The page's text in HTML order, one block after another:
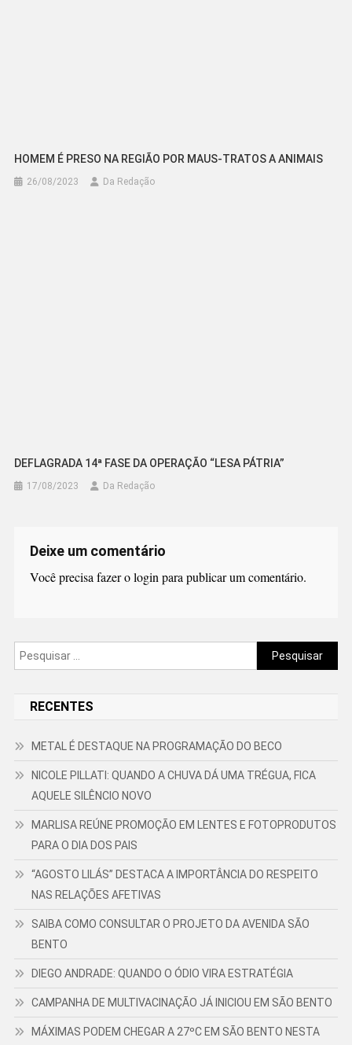
HOMEM É PRESO NA REGIÃO POR MAUS-TRATOS A ANIMAIS
26/08/2023 Da Redação
DEFLAGRADA 14ª FASE DA OPERAÇÃO “LESA PÁTRIA”
17/08/2023 Da Redação
Deixe um comentário
Você precisa fazer ologin para publicar um comentário.
Pesquisar
por:
RECENTES
METAL É DESTAQUE NA PROGRAMAÇÃO DO BECO
NICOLE PILLATI: QUANDO A CHUVA DÁ UMA TRÉGUA, FICA
AQUELE SILÊNCIO NOVO
MARLISA REÚNE PROMOÇÃO EM LENTES E FOTOPRODUTOS
PARA O DIA DOS PAIS
“AGOSTO LILÁS” DESTACA A IMPORTÂNCIA DO RESPEITO
NAS RELAÇÕES AFETIVAS
SAIBA COMO CONSULTAR O PROJETO DA AVENIDA SÃO
BENTO
DIEGO ANDRADE: QUANDO O ÓDIO VIRA ESTRATÉGIA
CAMPANHA DE MULTIVACINAÇÃO JÁ INICIOU EM SÃO BENTO
MÁXIMAS PODEM CHEGAR A 27ºC EM SÃO BENTO NESTA